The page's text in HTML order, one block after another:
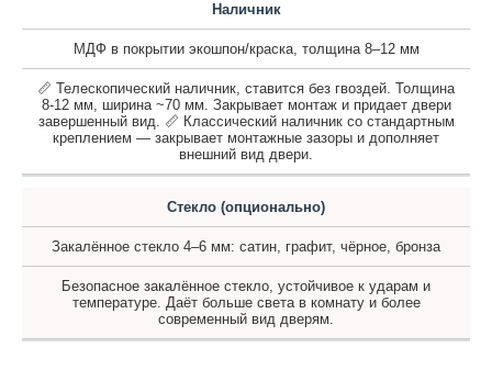
Наличник
МДФ в покрытии экошпон/краска, толщина 8–12 мм
📏 Телескопический наличник, ставится без гвоздей. Толщина
8-12 мм, ширина ~70 мм. Закрывает монтаж и придает двери
завершенный вид. 📏 Классический наличник со стандартным
креплением — закрывает монтажные зазоры и дополняет
внешний вид двери.
Стекло (опционально)
Закалённое стекло 4–6 мм: сатин, графит, чёрное, бронза
Безопасное закалённое стекло, устойчивое к ударам и
температуре. Даёт больше света в комнату и более
современный вид дверям.